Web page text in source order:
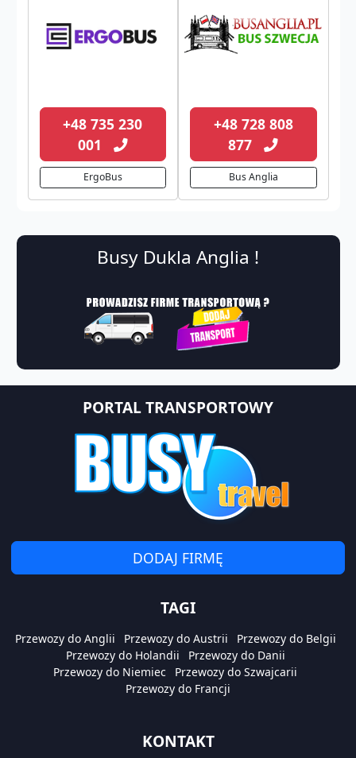
+48 735 230
001
ErgoBus
+48 728 808
877
Bus Anglia
Busy Dukla Anglia !
PORTAL TRANSPORTOWY
DODAJ FIRMĘ
TAGI
Przewozy do Anglii Przewozy do Austrii
Przewozy do Belgii
Przewozy do Holandii
Przewozy do Danii
Przewozy do Niemiec
Przewozy do Szwajcarii
Przewozy do Francji
KONTAKT